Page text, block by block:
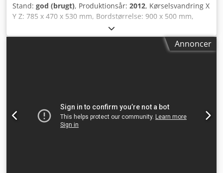
Stand: god (brugt), Produktionsår: 2012, Kørselsvandring X
Y Z: 785 x 470 x 530 mm, Bordstørrelse: 900 x 500 mm,
Spindelhastighed: 8.000 o/min, Spindelmotor-effekt: 11 kW,
Prototrak-styring, Hurtiggang XYZ-akse: 20 m/min,
Spindelkonus: BT40, 16-positioners værktøjsveksler (ATC),
Annoncer